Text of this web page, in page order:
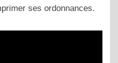
ses ordonnances.